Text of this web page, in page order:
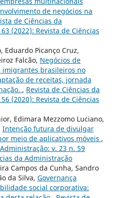
de negócios na
de Ciências da
(2022): Revista de Ciências
Eduardo Picanço Cruz,
Falcão, Negócios de
brasileiros no
de receitas, jornada
, Revista de Ciências da
(2020): Revista de Ciências
Edimara Mezzomo Luciano,
Intenção futura de divulgar
meio de aplicativos móveis ,
v. 23 n. 59
da Administração
Campos da Cunha, Sandro
da Silva, Governança
social corporativa: